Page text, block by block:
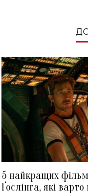
5 найкращих
Ґослінга, які